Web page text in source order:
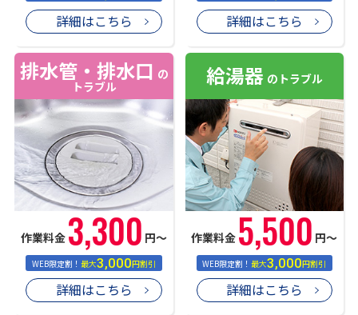
詳細はこちら 詳細はこちら
排水管・排水口 の
トラブル
作業料金 3,300 円〜
WEB限定割！最大3,000円割引
詳細はこちら
給湯器 のトラブル
作業料金 5,500 円〜
WEB限定割！最大3,000円割引
詳細はこちら